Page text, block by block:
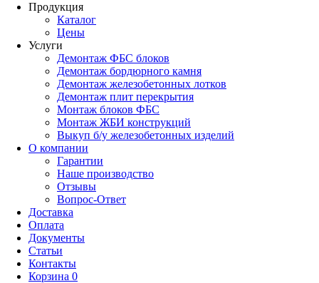
Продукция
Каталог
Цены
Услуги
Демонтаж ФБС блоков
Демонтаж бордюрного камня
Демонтаж железобетонных лотков
Демонтаж плит перекрытия
Монтаж блоков ФБС
Монтаж ЖБИ конструкций
Выкуп б/у железобетонных изделий
О компании
Гарантии
Наше производство
Отзывы
Вопрос-Ответ
Доставка
Оплата
Документы
Статьи
Контакты
Корзина 0